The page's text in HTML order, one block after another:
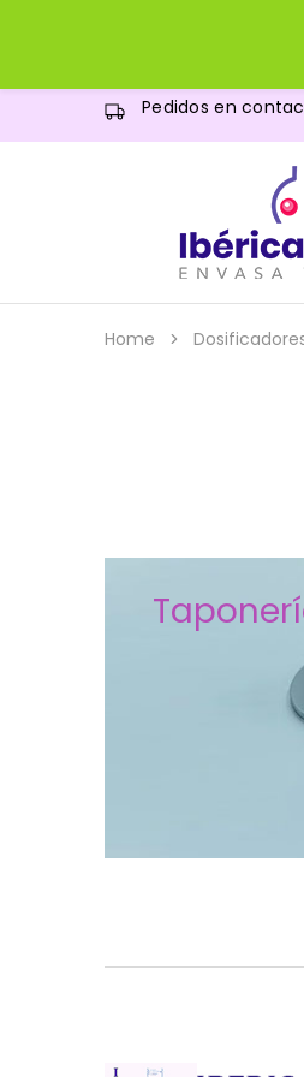
Pedidos en
IBERICAenvases.com
envases
por
y
Home